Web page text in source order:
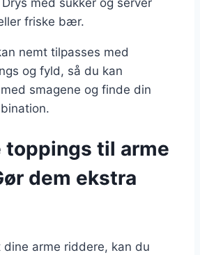
friske bær.
nemt tilpasses med
og fyld, så du kan
smagene og finde din
til arme
dem ekstra
dine arme riddere, kan du